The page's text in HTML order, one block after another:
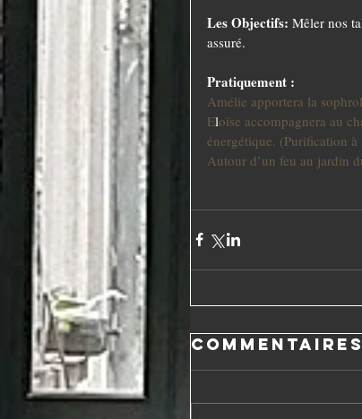
Les Objectifs: Mêler nos
assuré.
Pratiquement :
Amélie apportera la
Eloïse accompagnera au
énergétique. (Purification à
Autour d’un feu au jardin
Commentaires